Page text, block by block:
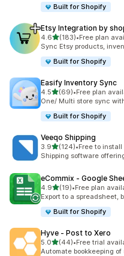
Built for Shopify
Etsy Integration by
4.6별 5개 중
(183)
총 리뷰 183개
•Free plan
Sync Etsy products,
Built for Shopify
Easify Inventory Sync
4.5별 5개 중
(69)
총 리뷰 69개
•Free plan
One/ Multi store sync
Built for Shopify
Veeqo Shipping
3.9별 5개 중
(124)
총 리뷰 124개
•Free to install
Shipping software
eCommix ‑ Google
4.9별 5개 중
(19)
총 리뷰 19개
•Free plan
Export to a spreadsheet,
Built for Shopify
Hyve ‑ Post to Xero
5.0별 5개 중
(44)
총 리뷰 44개
•Free trial
Automate bookkeeping